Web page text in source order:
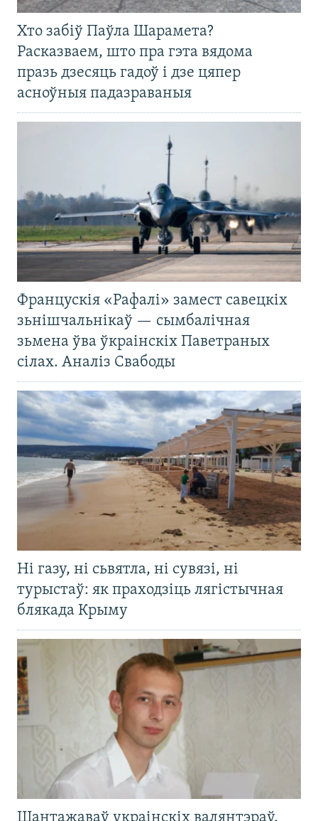
Хто забіў Паўла Шарамета?
Расказваем, што пра гэта вядома
празь дзесяць гадоў і дзе цяпер
асноўныя падазраваныя
Францускія «Рафалі» замест савецкіх
зьнішчальнікаў — сымбалічная
зьмена ўва ўкраінскіх Паветраных
сілах. Аналіз Свабоды
Ні газу, ні сьвятла, ні сувязі, ні
турыстаў: як праходзіць лягістычная
блякада Крыму